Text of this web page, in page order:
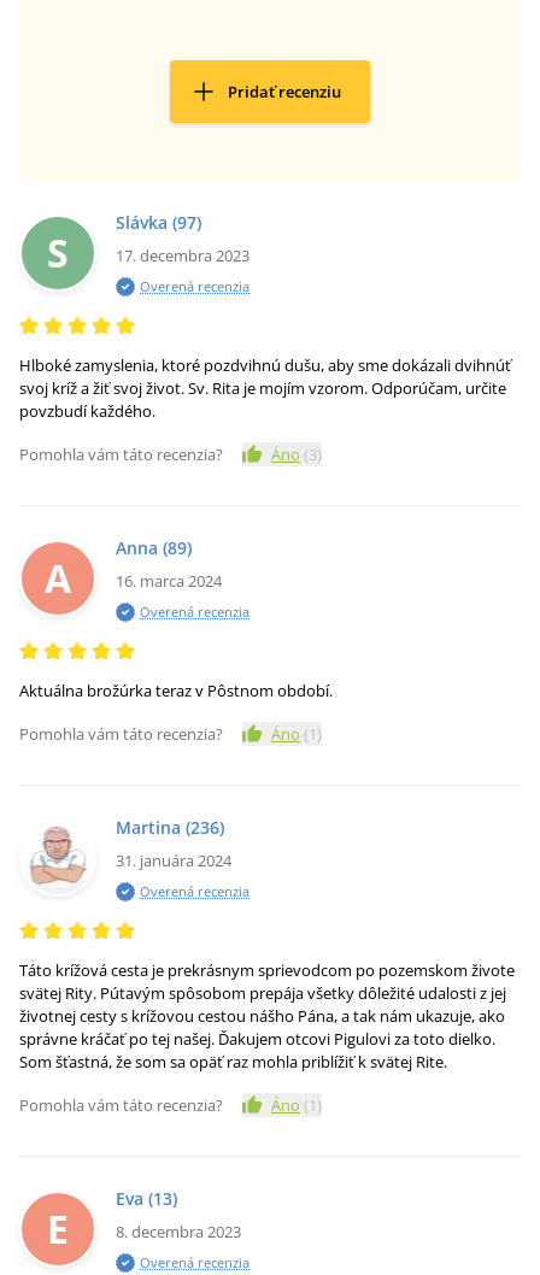
Pridať recenziu
S
Slávka (97)
17. decembra 2023
Overená recenzia
Hlboké zamyslenia, ktoré pozdvihnú dušu, aby sme dokázali dvihnúť
svoj kríž a žiť svoj život. Sv. Rita je mojím vzorom. Odporúčam, určite
povzbudí každého.
Pomohla vám táto recenzia?
Áno (3)
A
Anna (89)
16. marca 2024
Overená recenzia
Aktuálna brožúrka teraz v Pôstnom období.
Pomohla vám táto recenzia?
Áno (1)
Martina (236)
31. januára 2024
Overená recenzia
Táto krížová cesta je prekrásnym sprievodcom po pozemskom živote
svätej Rity. Pútavým spôsobom prepája všetky dôležité udalosti z jej
životnej cesty s krížovou cestou nášho Pána, a tak nám ukazuje, ako
správne kráčať po tej našej. Ďakujem otcovi Pigulovi za toto dielko.
Som šťastná, že som sa opäť raz mohla priblížiť k svätej Rite.
Pomohla vám táto recenzia?
Áno (1)
E
Eva (13)
8. decembra 2023
Overená recenzia